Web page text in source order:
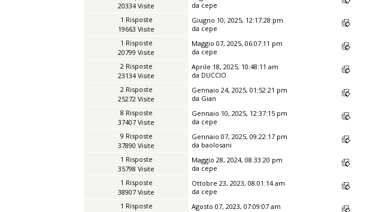
20334 Visite
da cepe
1 Risposte
19663 Visite
Giugno 10, 2025, 12:17:28 pm
da cepe
1 Risposte
20799 Visite
Maggio 07, 2025, 06:07:11 pm
da cepe
2 Risposte
23134 Visite
Aprile 18, 2025, 10:48:11 am
da DUCCIO
2 Risposte
25272 Visite
Gennaio 24, 2025, 01:52:21 pm
da Gian
8 Risposte
37407 Visite
Gennaio 10, 2025, 12:37:15 pm
da cepe
9 Risposte
37890 Visite
Gennaio 07, 2025, 09:22:17 pm
da baolosani
1 Risposte
35798 Visite
Maggio 28, 2024, 08:33:20 pm
da cepe
1 Risposte
38907 Visite
Ottobre 23, 2023, 08:01:14 am
da cepe
1 Risposte
Agosto 07, 2023, 07:09:07 am